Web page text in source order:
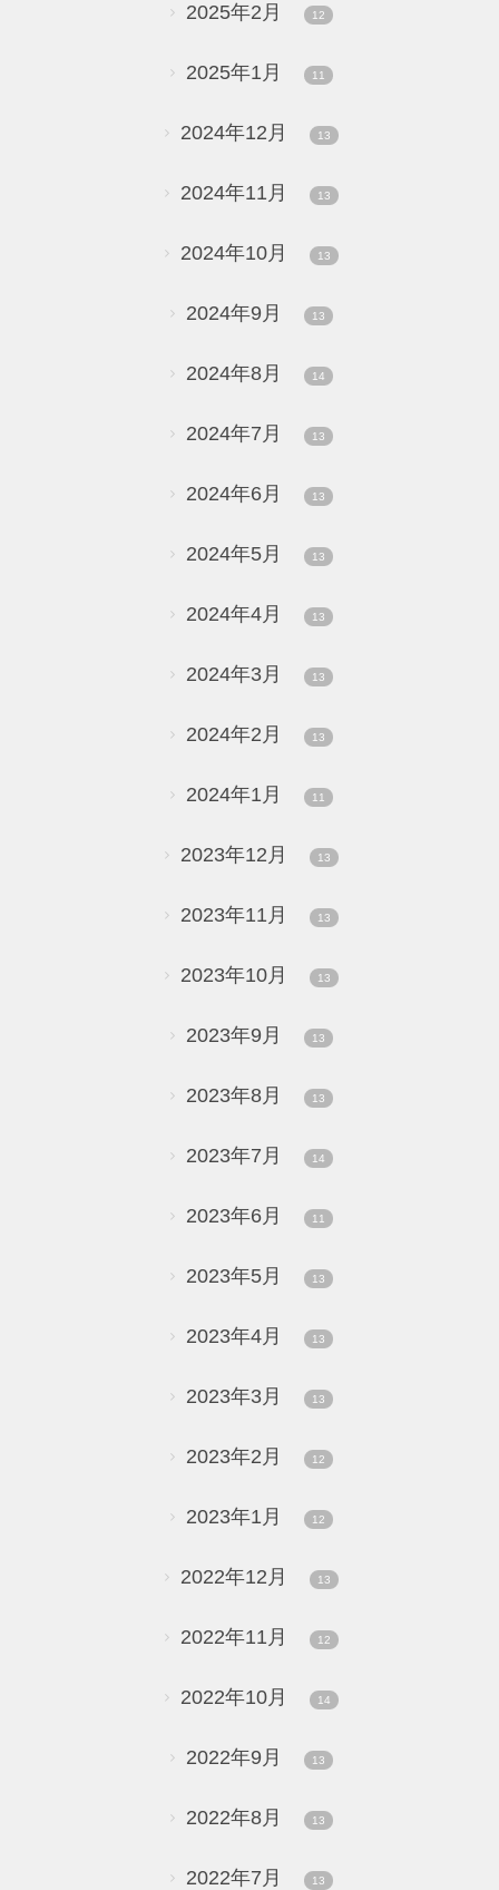
2025年2月 12
2025年1月 11
2024年12月 13
2024年11月 13
2024年10月 13
2024年9月 13
2024年8月 14
2024年7月 13
2024年6月 13
2024年5月 13
2024年4月 13
2024年3月 13
2024年2月 13
2024年1月 11
2023年12月 13
2023年11月 13
2023年10月 13
2023年9月 13
2023年8月 13
2023年7月 14
2023年6月 11
2023年5月 13
2023年4月 13
2023年3月 13
2023年2月 12
2023年1月 12
2022年12月 13
2022年11月 12
2022年10月 14
2022年9月 13
2022年8月 13
2022年7月 13